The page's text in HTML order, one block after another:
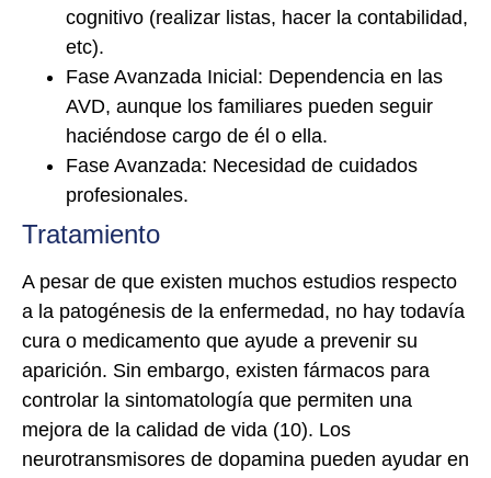
cognitivo (realizar listas, hacer la contabilidad,
etc).
Fase Avanzada Inicial: Dependencia en las
AVD, aunque los familiares pueden seguir
haciéndose cargo de él o ella.
Fase Avanzada: Necesidad de cuidados
profesionales.
Tratamiento
A pesar de que existen muchos estudios respecto
a la patogénesis de la enfermedad, no hay todavía
cura o medicamento que ayude a prevenir su
aparición. Sin embargo, existen fármacos para
controlar la sintomatología que permiten una
mejora de la calidad de vida (10). Los
neurotransmisores de dopamina pueden ayudar en